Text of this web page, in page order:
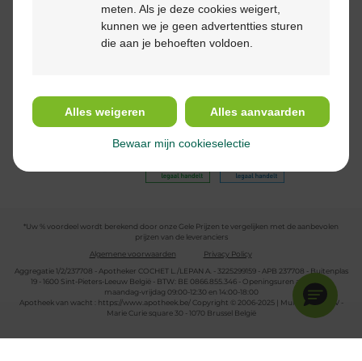
*Uw % voordeel wordt berekend door onze Gele Prijzen te vergelijken met de aanbevolen
prijzen van de leveranciers
Algemene voorwaarden
Privacy Policy
Aggregatie 1/2/237708 - Apotheker COCHET L./LEPAN A. - 3225299159 - APB 237708 - Buitenplas
19 - 1600 Sint-Pieters-Leeuw België - BTW: BE 0866.855.346 - Openingsuren apotheek:
maandag-vrijdag 09:00-12:30 en 14:00-18:00
Apotheek van wacht :
https://www.apotheek.be/Copyright © 2006-2025 | Multipharma CV -
Marie Curie square 30 - 1070 Brussel België
meten. Als je deze cookies weigert,
kunnen we je geen advertentties sturen
die aan je behoeften voldoen.
Alles weigeren Alles aanvaarden
Bewaar mijn cookieselectie